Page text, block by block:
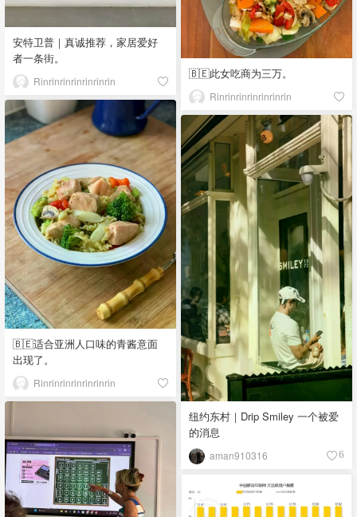
安特卫普｜真诚推荐，家居爱好
者一条街。
Rinrinrinrinrinrinrin
🇧🇪此女吃商为三万。
Rinrinrinrinrinrinrin
🇧🇪适合亚洲人口味的青酱意面
出现了。
Rinrinrinrinrinrinrin
纽约东村｜Drip Smiley 一个被爱
的消息
aman910316 6